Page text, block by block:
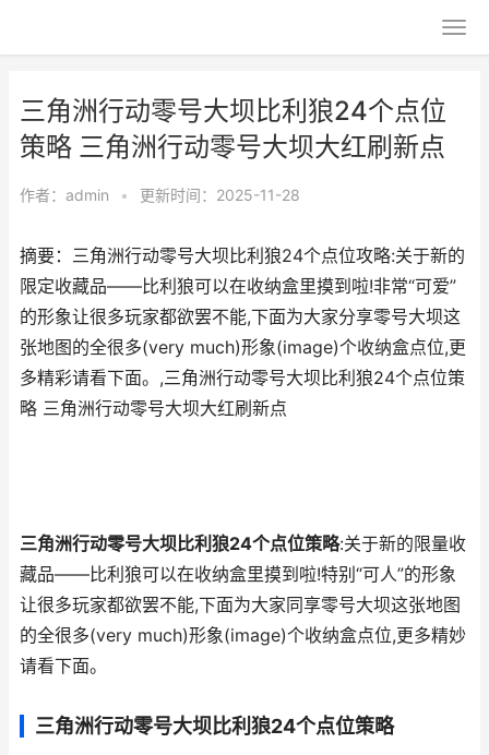
三角洲行动零号大坝比利狼24个点位
策略 三角洲行动零号大坝大红刷新点
作者： admin • 更新时间：2025-11-28
摘要：三角洲行动零号大坝比利狼24个点位攻略:关于新的
限定收藏品——比利狼可以在收纳盒里摸到啦!非常“可爱”
的形象让很多玩家都欲罢不能,下面为大家分享零号大坝这
张地图的全很多(very much)形象(image)个收纳盒点位,更
多精彩请看下面。,三角洲行动零号大坝比利狼24个点位策
略 三角洲行动零号大坝大红刷新点
三角洲行动零号大坝比利狼24个点位策略:关于新的限量收
藏品——比利狼可以在收纳盒里摸到啦!特别“可人”的形象
让很多玩家都欲罢不能,下面为大家同享零号大坝这张地图
的全很多(very much)形象(image)个收纳盒点位,更多精妙
请看下面。
三角洲行动零号大坝比利狼24个点位策略